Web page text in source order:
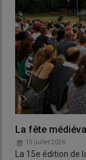
La fête
15 juillet 2026
La 15e édition de